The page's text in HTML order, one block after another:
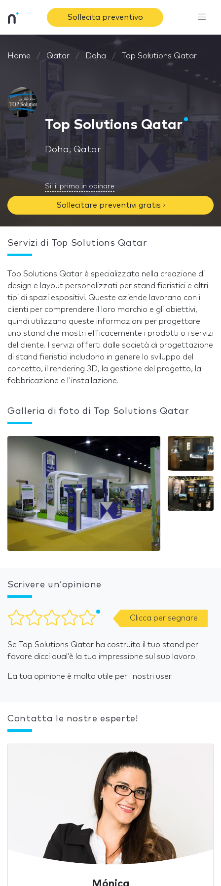
Sollecita preventivo
Home Qatar Doha Top Solutions Qatar
Top Solutions Qatar
Doha, Qatar
Sii il primo in opinare
Sollecitare preventivi gratis ›
Servizi di Top Solutions Qatar
Top Solutions Qatar è specializzata nella creazione di
design e layout personalizzati per stand fieristici e altri
tipi di spazi espositivi. Queste aziende lavorano con i
clienti per comprendere il loro marchio e gli obiettivi,
quindi utilizzano queste informazioni per progettare
uno stand che mostri efficacemente i prodotti o i servizi
del cliente. I servizi offerti dalle società di progettazione
di stand fieristici includono in genere lo sviluppo del
concetto, il rendering 3D, la gestione del progetto, la
fabbricazione e l'installazione.
Galleria di foto di Top Solutions Qatar
Scrivere un’opinione
Clicca per segnare
Se Top Solutions Qatar ha costruito il tuo stand per
favore dicci qual’è la tua impressione sul suo lavoro.
La tua opinione è molto utile per i nostri user.
Contatta le nostre esperte!